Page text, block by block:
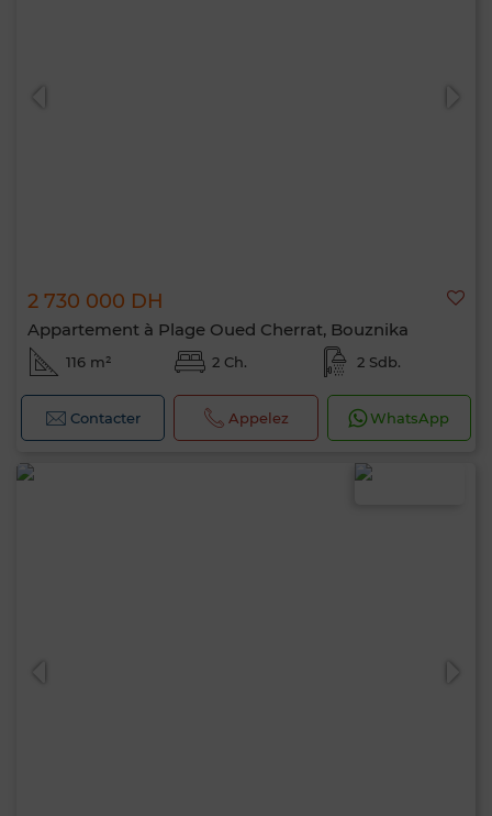
2 730 000 DH
Appartement à Plage Oued Cherrat, Bouznika
116 m² 2 Ch. 2 Sdb.
Contacter Appelez WhatsApp